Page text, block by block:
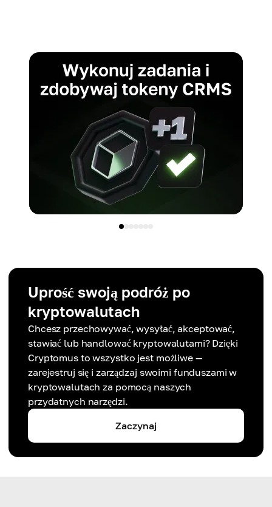
Uprość swoją podróż po
kryptowalutach
Chcesz przechowywać, wysyłać, akceptować,
stawiać lub handlować kryptowalutami? Dzięki
Cryptomus to wszystko jest możliwe —
zarejestruj się i zarządzaj swoimi funduszami w
kryptowalutach za pomocą naszych
przydatnych narzędzi.
Zaczynaj